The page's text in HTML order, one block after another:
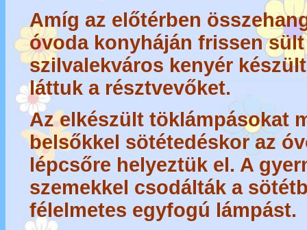
Amíg az előtérben
óvoda konyháján frissen
szilvalekváros kenyér
láttuk a résztvevőket.
Az elkészült töklámpásokat
belsőkkel sötétedéskor az
lépcsőre helyeztük el. A
szemekkel csodálták a
félelmetes egyfogú lámpást.